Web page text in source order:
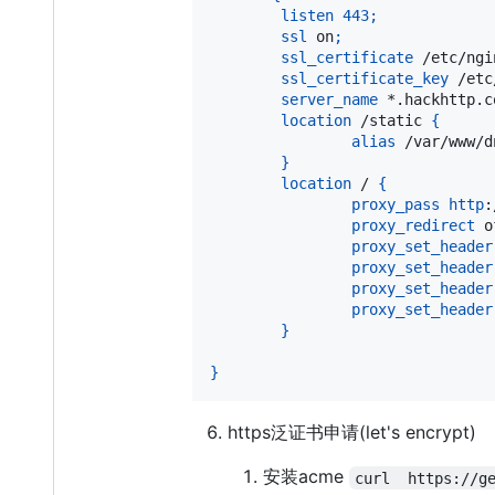
listen 443;
ssl on;
ssl_certificate /etc/
ssl_certificate_key /
server_name
location /static {
alias /var/www/
}
location / {
proxy_pass
http
proxy_redirect
proxy_set_header
proxy_set_header
proxy_set_header
proxy_set_header
}
}
https泛证书申请(let's encrypt)
安装acme
curl  https://